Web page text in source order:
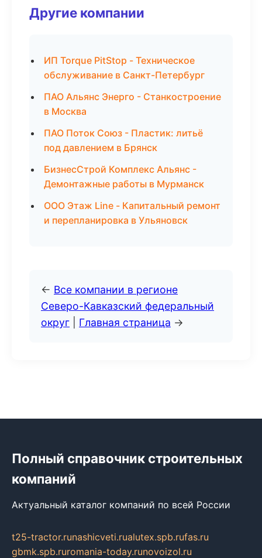
Другие компании
ИП Torque PitStop - Техническое
обслуживание в Санкт-Петербург
ПАО Альянс Энерго - Станкостроение
в Москва
ПАО Поток Союз - Пластик: литьё
под давлением в Брянск
БизнесСтрой Комплекс Альянс -
Демонтажные работы в Мурманск
ООО Этаж Line - Капитальный ремонт
и перепланировка в Ульяновск
← Все компании в регионе
Северо-Кавказский федеральный
округ
Главная страница →
Полный справочник строительных
компаний
Актуальный каталог компаний по всей России
t25-tractor.runashicveti.rualutex.spb.rufas.ru
gbmk.spb.ruromania-today.runovoizol.ru